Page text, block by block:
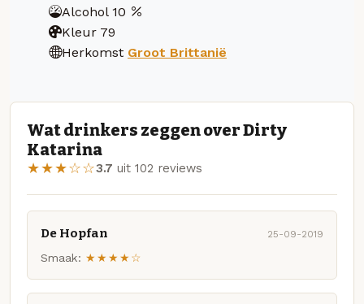
Alcohol 10
Kleur 79
Herkomst Groot Brittanië
Wat drinkers zeggen over Dirty
Katarina
★★★☆☆3.7 uit 102 reviews
De Hopfan 25-09-2019
Smaak: ★★★★☆